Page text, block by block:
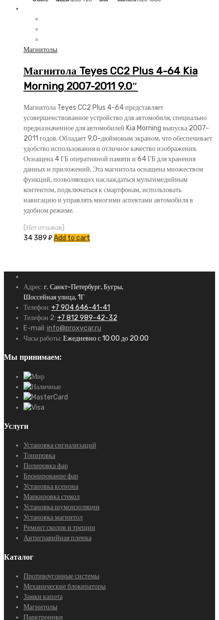
Магнитолы
Магнитола Teyes CC2 Plus 4-64 Kia
Morning 2007-2011 9.0″
Магнитола Teyes CC2 Plus 4-64 представляет
усовершенствованное устройство для автомобиля, специально
предназначенное для автомобилей Kia Morning выпуска 2007-
2011 годов. Обладает 9,0-дюймовым экраном, что обеспечивает
удобство использования и отличное качество изображения.
Оснащена 4 ГБ оперативной памяти и 64 ГБ для хранения
данных и приложений. Эта магнитола оснащена множеством
функций, позволяющих наслаждаться мультимедийным
контентом, подключаться к смартфонам, использовать
навигацию и управлять многими аспектами автомобиля в
удобном режиме.
(Нет отзывов)
34 389 ₽Add to cart
Адрес: г. Санкт-Петербург, Бугры,
Шоссейная улица, 1Г
Телефон: +7 904 646-41-41
Телефон 2: +7 812 989-42-32
E-mail: info@proxycar.ru
Часы работы: Ежедневно с 10:00 до 20:00
Мы принимаем:
Услуги
Установка сигнализаций
Тонировка
Полировка фар
Бронирование фар
Установка ксенона
Маркировка стекол
Установка шумоизоляции
Установка магнитол
Ремонт сколов и трещин
Антигравийная пленка
Каталог
Противоугонные системы
Механические блокираторы
Замки капота
Магнитолы
Парктроники